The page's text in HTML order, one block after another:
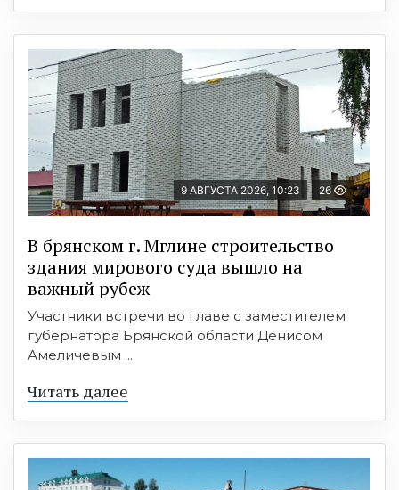
9 АВГУСТА 2026, 10:23 26
В брянском г. Мглине строительство
здания мирового суда вышло на
важный рубеж
Участники встречи во главе с заместителем
губернатора Брянской области Денисом
Амеличевым ...
Читать далее